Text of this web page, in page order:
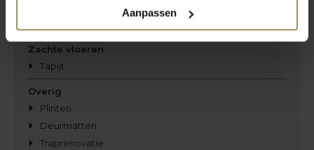
Aanpassen
Zachte vloeren
Tapijt
Overig
Plinten
Deurmatten
Traprenovatie